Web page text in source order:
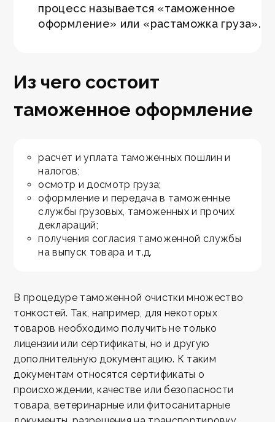
процесс называется «таможенное
оформление» или «растаможка груза».
Из чего состоит
таможенное оформление
расчет и уплата таможенных пошлин и
налогов;
осмотр и досмотр груза;
оформление и передача в таможенные
службы грузовых, таможенных и прочих
деклараций;
получения согласия таможенной службы
на выпуск товара и т.д.
В процедуре таможенной очистки множество
тонкостей. Так, например, для некоторых
товаров необходимо получить не только
лицензии или сертификаты, но и другую
дополнительную документацию. К таким
документам относятся сертификаты о
происхождении, качестве или безопасности
товара, ветеринарные или фитосанитарные